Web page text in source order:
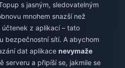
s jasným, sledovatelným
mnohem snazší než
z aplikací – tato
bezpečnostní sítí. A abychom
dat aplikace nevymaže
serveru a připíší se, jakmile se